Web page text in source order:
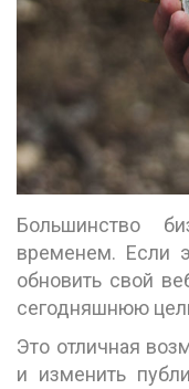
Большинство
временем. Если
обновить свой
сегодняшнюю
Это отличная
и изменить